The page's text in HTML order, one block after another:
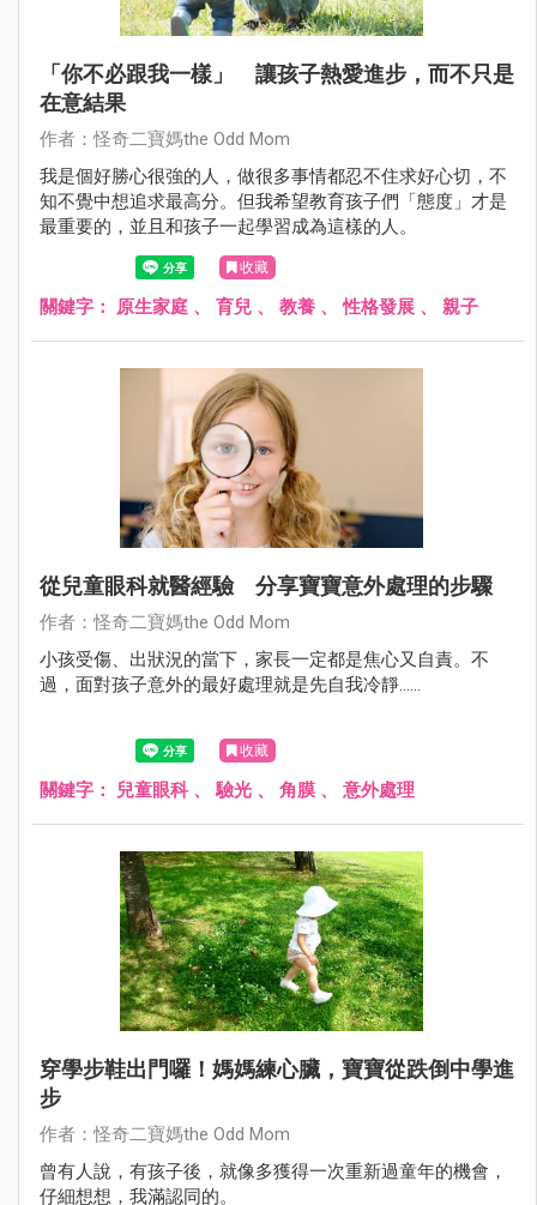
「你不必跟我一樣」 讓孩子熱愛進步，而不只是
在意結果
作者：怪奇二寶媽the Odd Mom
我是個好勝心很強的人，做很多事情都忍不住求好心切，不
知不覺中想追求最高分。但我希望教育孩子們「態度」才是
最重要的，並且和孩子一起學習成為這樣的人。
收藏
關鍵字： 原生家庭 、 育兒 、 教養 、性格發展 、 親子
從兒童眼科就醫經驗 分享寶寶意外處理的步驟
作者：怪奇二寶媽the Odd Mom
小孩受傷、出狀況的當下，家長一定都是焦心又自責。不
過，面對孩子意外的最好處理就是先自我冷靜......
收藏
關鍵字： 兒童眼科、 驗光 、 角膜 、 意外處理
穿學步鞋出門囉！媽媽練心臟，寶寶從跌倒中學進
步
作者：怪奇二寶媽the Odd Mom
曾有人說，有孩子後，就像多獲得一次重新過童年的機會，
仔細想想，我滿認同的。